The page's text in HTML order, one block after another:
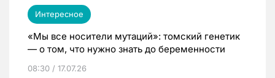
Интересное
«Мы все носители мутаций»: томский генетик
— о том, что нужно знать до беременности
08:30 / 17.07.26